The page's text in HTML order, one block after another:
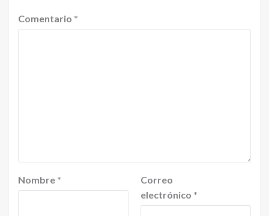
Comentario *
Nombre *
Correo
electrónico *